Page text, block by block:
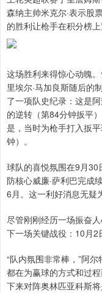
森纳主帅米克尔·表示股
的胜利让枪手在积分榜
这场胜利来得惊心动魄
里埃尔·马加良斯随后的
了一项队史纪录：这是
的逆转（第84分钟扳平
是，当时为枪手打入扳
钟）。
球队的喜悦氛围在9月
防核心威廉·萨利巴完成
6月。这一利好消息无疑
尽管刚刚经历一场振奋
下一场关键战役：10月2
“队内氛围非常棒，”阿
都在为赢球的方式和过
下来对阵奥林匹亚科斯